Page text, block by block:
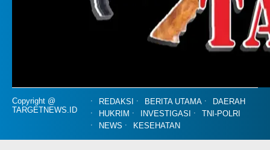
Copyright @
TARGETNEWS.ID
REDAKSI BERITA UTAMA
DAERAH
HUKRIM
INVESTIGASI
TNI-POLRI
NEWS
KESEHATAN